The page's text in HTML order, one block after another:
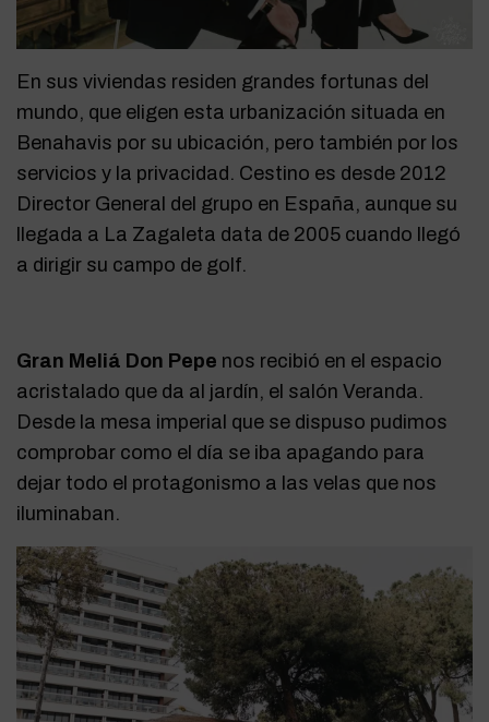
En sus viviendas residen grandes fortunas del
mundo, que eligen esta urbanización situada en
Benahavis por su ubicación, pero también por los
servicios y la privacidad. Cestino es desde 2012
Director General del grupo en España, aunque su
llegada a La Zagaleta data de 2005 cuando llegó
a dirigir su campo de golf.
Gran Meliá Don Pepe nos recibió en el espacio
acristalado que da al jardín, el salón Veranda.
Desde la mesa imperial que se dispuso pudimos
comprobar como el día se iba apagando para
dejar todo el protagonismo a las velas que nos
iluminaban.